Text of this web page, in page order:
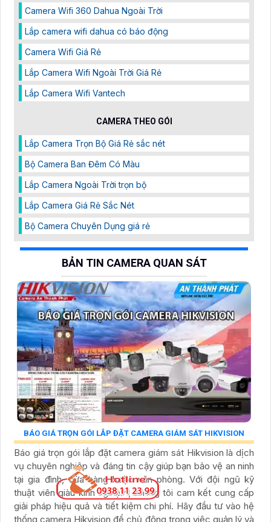
Camera Wifi 360 Dahua Ngoài Trời
Lắp camera wifi dahua có báo động
Camera Wifi Giá Rẻ
Lắp Camera Wifi Ngoài Trời Giá Rẻ
Lắp Camera Wifi Vantech
CAMERA THEO GÓI
Lắp Camera Trọn Bộ Giá Rẻ sắc nét
Bộ Camera Ban Đêm Có Màu
Lắp Camera Ngoài Trời trọn bộ
Lắp Camera Giá Rẻ Sắc Nét
Bộ Camera Chuyên Dụng giá rẻ
BẢN TIN CAMERA QUAN SÁT
BÁO GIÁ TRỌN GÓI LẮP ĐẶT CAMERA GIÁM SÁT HIKVISION
Báo giá trọn gói lắp đặt camera giám sát Hikvision là dịch
vụ chuyên nghiệp và đáng tin cậy giúp bạn bảo vệ an ninh
tại gia đình, cửa hàng hoặc văn phòng. Với đội ngũ kỹ
thuật viên giàu kinh nghiệm, chúng tôi cam kết cung cấp
giải pháp hiệu quả và tiết kiệm chi phí. Hãy đầu tư vào hệ
thống camera Hikvision để chủ động trong việc quản lý và